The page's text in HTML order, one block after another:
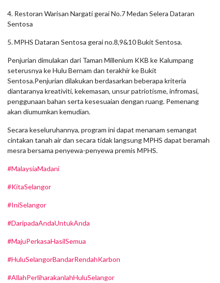
4. Restoran Warisan Nargati gerai No.7 Medan Selera Dataran
Sentosa
5. MPHS Dataran Sentosa gerai no.8,9&10 Bukit Sentosa.
Penjurian dimulakan dari Taman Millenium KKB ke Kalumpang
seterusnya ke Hulu Bernam dan terakhir ke Bukit
Sentosa.Penjurian dilakukan berdasarkan beberapa kriteria
diantaranya kreativiti, kekemasan, unsur patriotisme, infromasi,
penggunaan bahan serta kesesuaian dengan ruang. Pemenang
akan diumumkan kemudian.
Secara keseluruhannya, program ini dapat menanam semangat
cintakan tanah air dan secara tidak langsung MPHS dapat beramah
mesra bersama penyewa-penyewa premis MPHS.
#MalaysiaMadani
#KitaSelangor
#IniSelangor
#DaripadaAndaUntukAnda
#MajuPerkasaHasilSemua
#HuluSelangorBandarRendahKarbon
#AllahPerliharakanlahHuluSelangor